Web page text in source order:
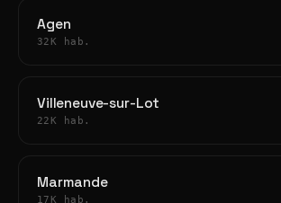
Agen
32K hab.
Villeneuve-sur-Lot
22K hab.
Marmande
17K hab.